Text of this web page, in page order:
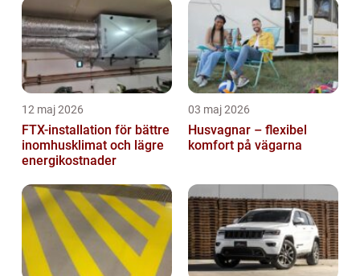
12 maj 2026
FTX-installation för bättre
inomhusklimat och lägre
energikostnader
03 maj 2026
Husvagnar – flexibel
komfort på vägarna